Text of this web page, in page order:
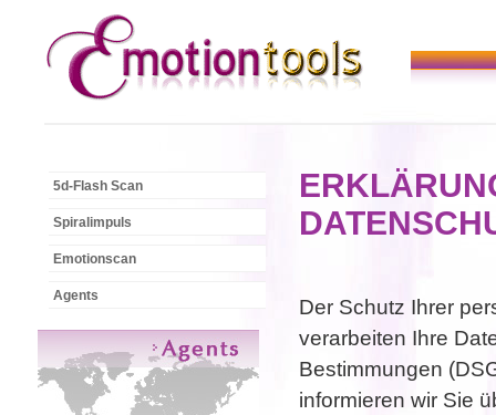
5d-Flash Scan
Spiralimpuls
Emotionscan
Agents
Der Schutz Ihrer
verarbeiten Ihre
Bestimmungen
informieren wir Sie